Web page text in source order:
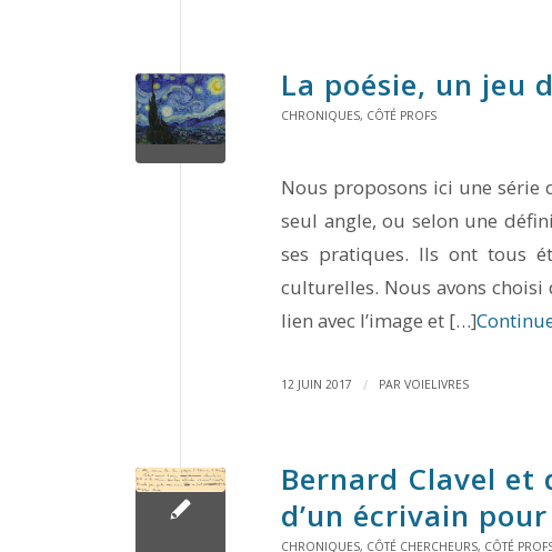
La poésie, un jeu
CHRONIQUES, CÔTÉ PROFS
Nous proposons ici une série
seul angle, ou selon une
ses pratiques. Ils ont tous
culturelles. Nous avons choisi
lien avec l’image et […]
12 JUIN 2017 / PAR VOIELIVRES
Bernard Clavel et
d’un écrivain
CHRONIQUES, CÔTÉ CHERCHEURS, CÔTÉ